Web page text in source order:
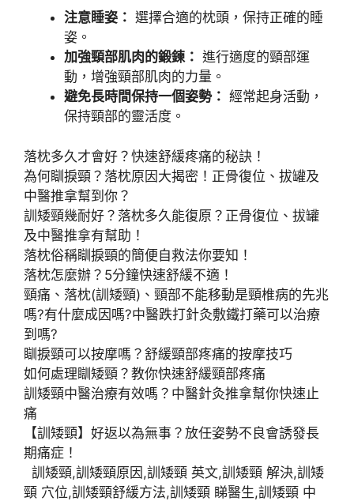
注意睡姿： 選擇合適的枕頭，保持正確的睡
姿。
加強頸部肌肉的鍛鍊： 進行適度的頸部運
動，增強頸部肌肉的力量。
避免長時間保持一個姿勢： 經常起身活動，
保持頸部的靈活度。
落枕多久才會好？快速舒緩疼痛的秘訣！
為何瞓捩頸？落枕原因大揭密！正骨復位、拔罐及
中醫推拿幫到你？
訓矮頸幾耐好？落枕多久能復原？正骨復位、拔罐
及中醫推拿有幫助！
落枕俗稱瞓捩頸的簡便自救法你要知！
落枕怎麼辦？5分鐘快速舒緩不適！
頸痛、落枕(訓矮頸)、頸部不能移動是頸椎病的先兆
嗎?有什麼成因嗎?中醫跌打針灸敷鐵打藥可以治療
到嗎?
瞓捩頸可以按摩嗎？舒緩頸部疼痛的按摩技巧
如何處理瞓矮頸？教你快速舒緩頸部疼痛
訓矮頸中醫治療有效嗎？中醫針灸推拿幫你快速止
痛
【訓矮頸】好返以為無事？放任姿勢不良會誘發長
期痛症！
訓矮頸,訓矮頸原因,訓矮頸 英文,訓矮頸 解決,訓矮
頸 穴位,訓矮頸舒緩方法,訓矮頸 睇醫生,訓矮頸 中